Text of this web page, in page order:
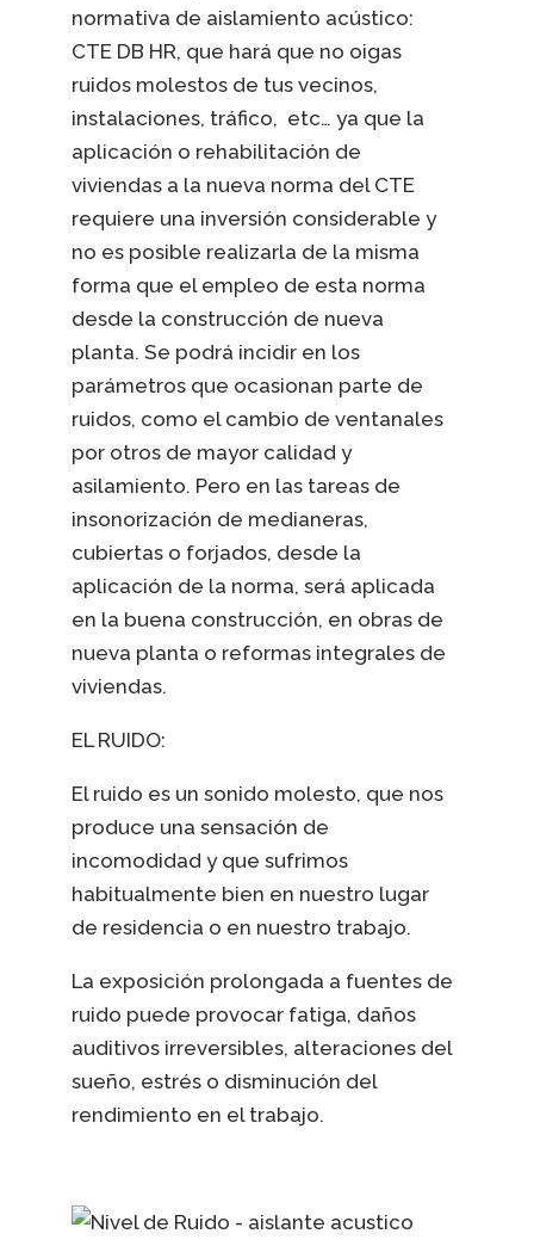
normativa de aislamiento acústico:
CTE DB HR, que hará que no oigas
ruidos molestos de tus vecinos,
instalaciones, tráfico, etc… ya que la
aplicación o rehabilitación de
viviendas a la nueva norma del CTE
requiere una inversión considerable y
no es posible realizarla de la misma
forma que el empleo de esta norma
desde la construcción de nueva
planta. Se podrá incidir en los
parámetros que ocasionan parte de
ruidos, como el cambio de ventanales
por otros de mayor calidad y
asilamiento. Pero en las tareas de
insonorización de medianeras,
cubiertas o forjados, desde la
aplicación de la norma, será aplicada
en la buena construcción, en obras de
nueva planta o reformas integrales de
viviendas.
EL RUIDO:
El ruido es un sonido molesto, que nos
produce una sensación de
incomodidad y que sufrimos
habitualmente bien en nuestro lugar
de residencia o en nuestro trabajo.
La exposición prolongada a fuentes de
ruido puede provocar fatiga, daños
auditivos irreversibles, alteraciones del
sueño, estrés o disminución del
rendimiento en el trabajo.